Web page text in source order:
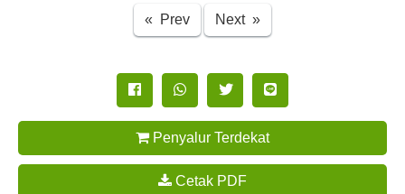
« PrevPrevious
Next »Next
Penyalur Terdekat
Cetak PDF